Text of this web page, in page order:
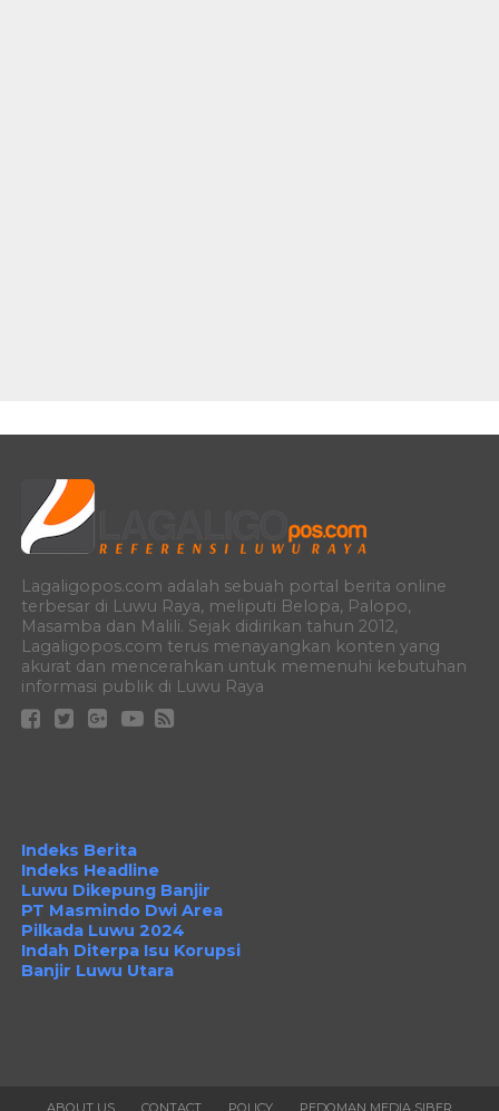
Lagaligopos.com adalah sebuah portal berita online
terbesar di Luwu Raya, meliputi Belopa, Palopo,
Masamba dan Malili. Sejak didirikan tahun 2012,
Lagaligopos.com terus menayangkan konten yang
akurat dan mencerahkan untuk memenuhi kebutuhan
informasi publik di Luwu Raya
Indeks Berita
Indeks Headline
Luwu Dikepung Banjir
PT Masmindo Dwi Area
Pilkada Luwu 2024
Indah Diterpa Isu Korupsi
Banjir Luwu Utara
ABOUT US CONTACT POLICY PEDOMAN MEDIA SIBER